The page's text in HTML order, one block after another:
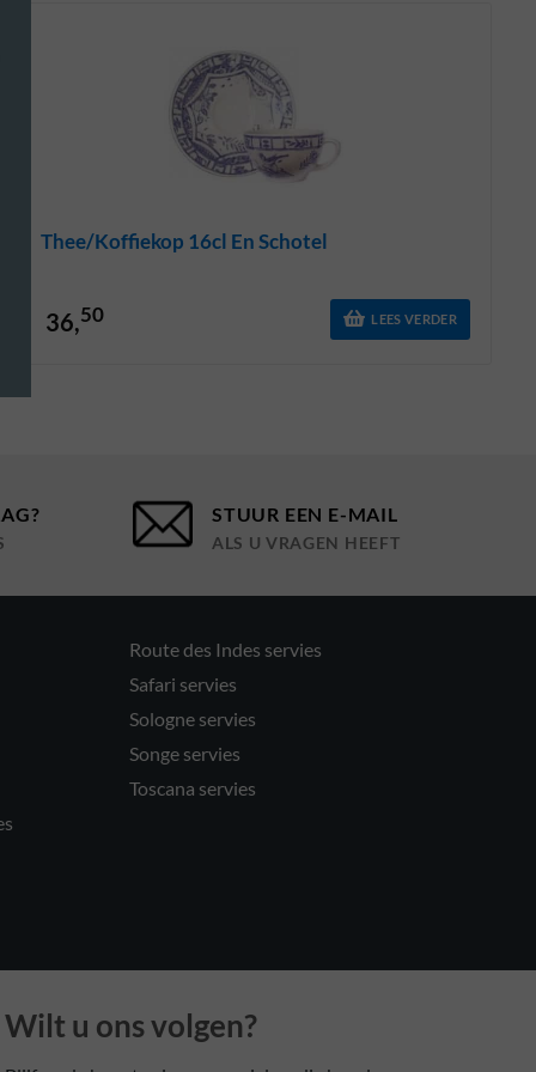
Thee/koffiekop 16cl En Schotel
36,50 LEES VERDER
STUUR EEN E-MAIL
ALS U VRAGEN HEEFT
Route des Indes servies
Safari servies
Sologne servies
Songe servies
Toscana servies
Wilt u ons volgen?